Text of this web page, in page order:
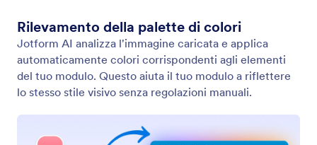
Dì a Jotform AI come vuoi che appaia il tuo modulo
e aggiornerà immediatamente il layout, il tema e lo
stile per un risultato raffinato.